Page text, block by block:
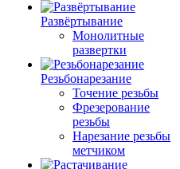
Развёртывание
Монолитные
развертки
Резьбонарезание
Точение резьбы
Фрезерование
резьбы
Нарезание резьбы
метчиком